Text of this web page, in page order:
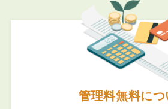
管理料無料につ